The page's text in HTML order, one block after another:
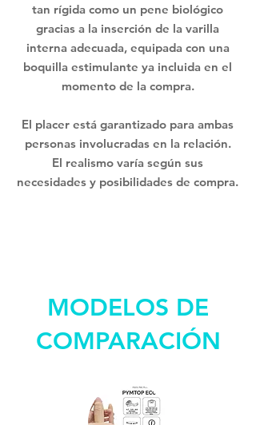
tan rígida como un pene biológico
gracias a la inserción de la varilla
interna adecuada, equipada con una
boquilla estimulante ya incluida en el
momento de la compra.
El placer está garantizado para ambas
personas involucradas en la relación.
El realismo varía según sus
necesidades y posibilidades de compra.
MODELOS DE
COMPARACIÓN